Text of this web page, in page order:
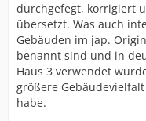
durchgefegt, korrigiert
übersetzt. Was auch
Gebäuden im jap.
benannt sind und in
Haus 3 verwendet
größere
habe.